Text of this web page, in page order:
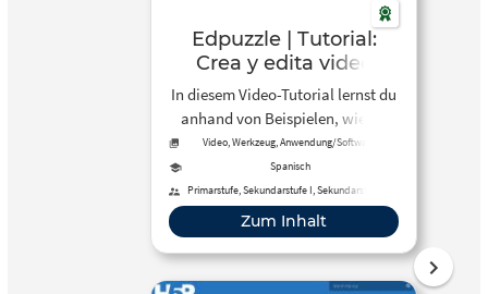
Edpuzzle | Tutorial:
Crea y edita video
lecciones
In diesem Video-Tutorial lernst du
anhand von Beispielen, wie du
Edpuzzle in deinem Online- und
Präsenzunterricht einsetzen
kannst.
Video, Werkzeug, Anwendung/Software
Spanisch
Primarstufe, Sekundarstufe I, Sekundarstufe II,
Erwachsenenbildung
Zum Inhalt